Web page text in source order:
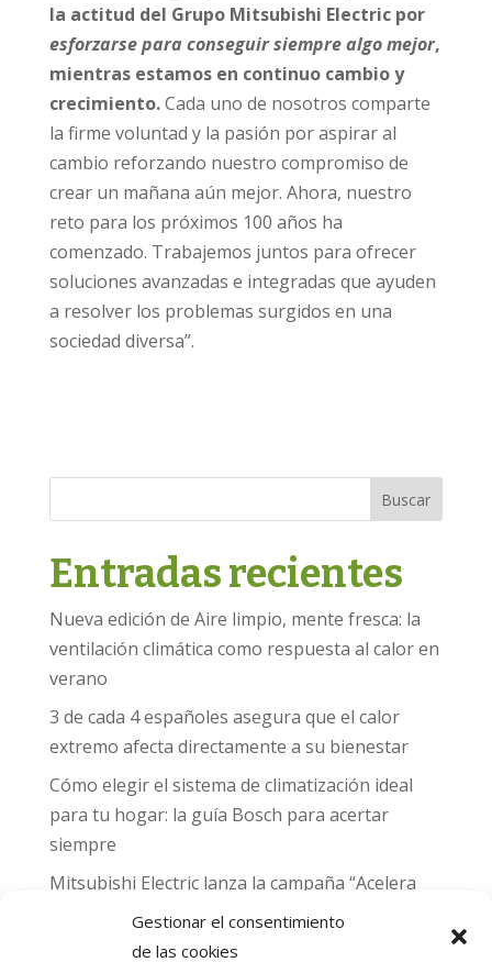
Gestionar el consentimiento
de las cookies
la actitud del Grupo Mitsubishi Electric por
esforzarse para conseguir siempre algo mejor,
mientras estamos en continuo cambio y
crecimiento.Cada uno de nosotros comparte
la firme voluntad y la pasión por aspirar al
cambio reforzando nuestro compromiso de
crear un mañana aún mejor. Ahora, nuestro
reto para los próximos 100 años ha
comenzado. Trabajemos juntos para ofrecer
soluciones avanzadas e integradas que ayuden
a resolver los problemas surgidos en una
sociedad diversa”.
Buscar
Entradas recientes
Nueva edición de Aire limpio, mente fresca: la
ventilación climática como respuesta al calor en
verano
3 de cada 4 españoles asegura que el calor
extremo afecta directamente a su bienestar
Cómo elegir el sistema de climatización ideal
para tu hogar: la guía Bosch para acertar
siempre
Mitsubishi Electric lanza la campaña “Acelera
hacia MADRID 2026” y premia con entradas
para el Gran Premio de Fórmula 1 de Madrid